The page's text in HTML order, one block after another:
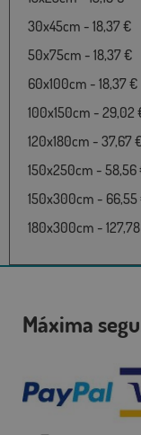
30x45cm - 18,37 €
50x75cm - 18,37 €
60x100cm - 18,37 €
100x150cm - 29,02
120x180cm - 37,67
150x250cm - 58,56
150x300cm - 66,55
180x300cm -
Máxima